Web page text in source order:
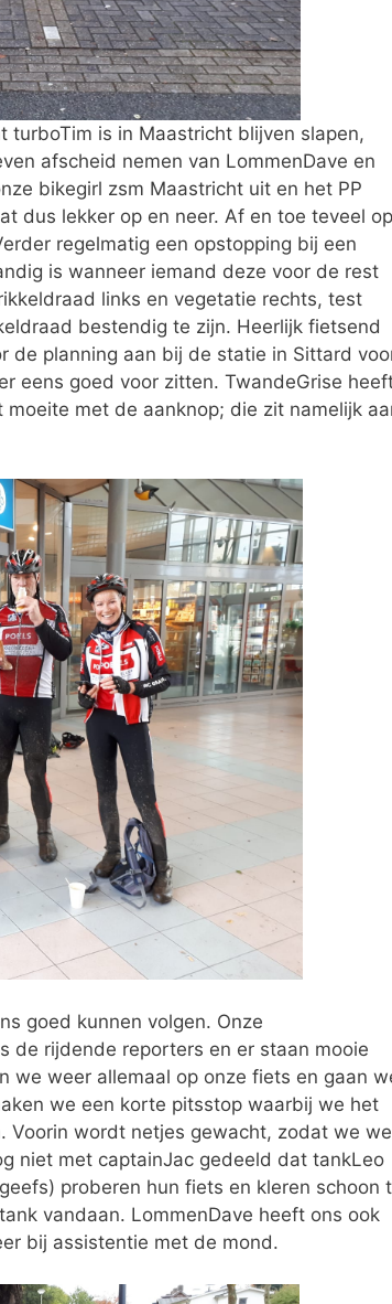
is in Maastricht blijven slapen,
afscheid nemen van LommenDave en
bikegirl zsm Maastricht uit en het PP
dus lekker op en neer. Af en toe teveel
regelmatig een opstopping bij een
is wanneer iemand deze voor de rest
links en vegetatie rechts, test
bestendig te zijn. Heerlijk fietsend
de planning aan bij de statie in Sittard
eens goed voor zitten. TwandeGrise
met de aanknop; die zit namelijk
goed kunnen volgen. Onze
de rijdende reporters en er staan mooie
we weer allemaal op onze fiets en gaan
we een korte pitsstop waarbij we het
Voorin wordt netjes gewacht, zodat we
niet met captainJac gedeeld dat tankLeo
proberen hun fiets en kleren schoon
vandaan. LommenDave heeft ons ook
bij assistentie met de mond.